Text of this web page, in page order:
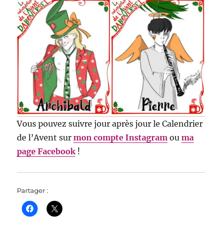
Vous pouvez suivre jour après jour le Calendrier
de l’Avent surmon compte Instagram ouma
page Facebook !
Partager :